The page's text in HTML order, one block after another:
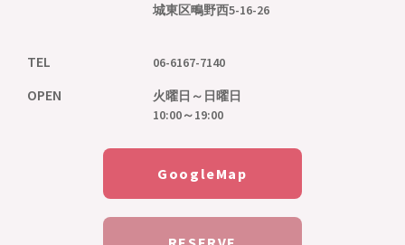
城東区鴫野西5-16-26
TEL 06-6167-7140
OPEN
火曜日～日曜日
10:00～19:00
GoogleMap